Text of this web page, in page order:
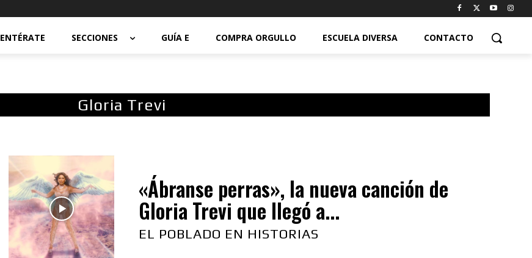
ENTÉRATE SECCIONES GUÍA E COMPRA ORGULLO ESCUELA DIVERSA CONTACTO
Gloria Trevi
«Ábranse perras», la nueva canción de
Gloria Trevi que llegó a...
EL POBLADO EN HISTORIAS